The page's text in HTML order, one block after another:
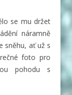
se mu držet
náramně
sněhu, ať už s
foto pro
pohodu s